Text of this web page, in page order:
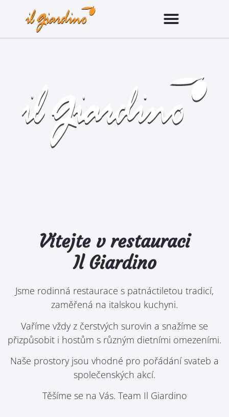
Vítejte v restauraci
Il Giardino
Jsme rodinná restaurace s patnáctiletou tradicí,
zaměřená na italskou kuchyni.
Vaříme vždy z čerstvých surovin a snažíme se
přizpůsobit i hostům s různým dietními omezeními.
Naše prostory jsou vhodné pro pořádání svateb a
společenských akcí.
Těšíme se na Vás. Team Il Giardino